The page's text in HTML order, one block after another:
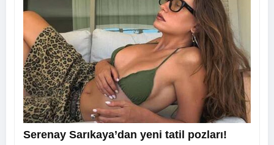
Serenay Sarıkaya’dan yeni tatil pozları!